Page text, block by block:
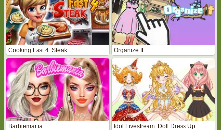
Cooking Fast 4: Steak Organize It
Barbiemania Idol Livestream: Doll Dress Up